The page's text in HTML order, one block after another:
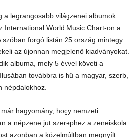
a legrangosabb világzenei albumok
International World Music Chart-on a
szóban forgó listán 25 ország mintegy
az újonnan megjelenő kiadványokat.
albuma, mely 5 évvel követi a
továbbra is hű a magyar, szerb,
népdalokhoz.
hagyomány, hogy nemzeti
a népzene jut szerephez a zeneiskola
azonban a közelmúltban megnyílt